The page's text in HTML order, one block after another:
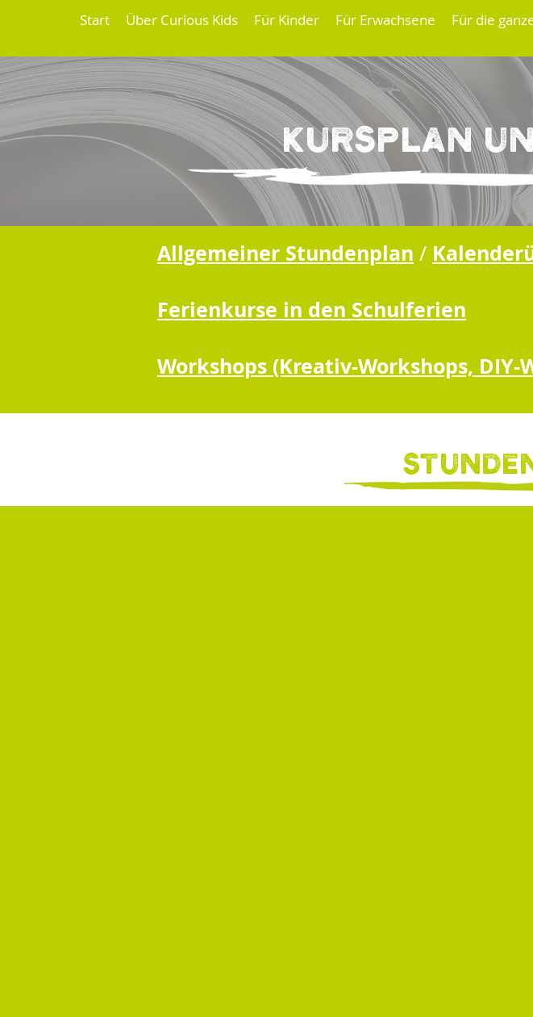
Start Über Curious Kids Für Kinder Für Erwachsene Für die
Kursplan
Allgemeiner Stundenplan /
Ferienkurse in den Schulferien
Workshops (Kreativ-Workshops, DIY-